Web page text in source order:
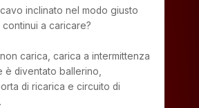
inclinato nel modo giusto
a caricare?
carica, carica a intermittenza
è diventato ballerino,
di ricarica e circuito di